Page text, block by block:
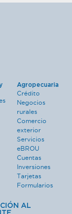
Agropecuaria
Crédito
Negocios
rurales
Comercio
exterior
Servicios
eBROU
Cuentas
Inversiones
Tarjetas
Formularios
AL